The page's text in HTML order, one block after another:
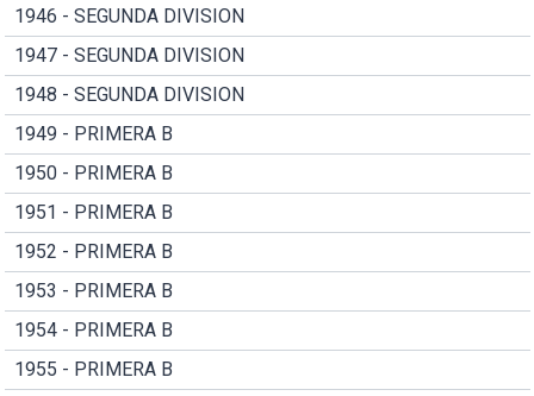
1946 - SEGUNDA DIVISION
1947 - SEGUNDA DIVISION
1948 - SEGUNDA DIVISION
1949 - PRIMERA B
1950 - PRIMERA B
1951 - PRIMERA B
1952 - PRIMERA B
1953 - PRIMERA B
1954 - PRIMERA B
1955 - PRIMERA B